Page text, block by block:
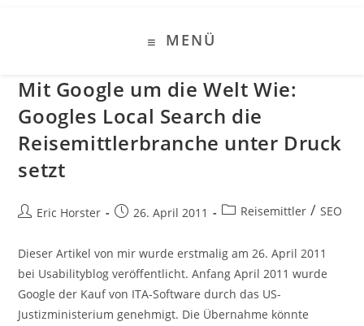
MENÜ
Mit Google um die Welt Wie:
Googles Local Search die
Reisemittlerbranche unter Druck
setzt
Beitrags-
Eric Horster
Beitrag26. April 2011
Beitrags-
Reisemittler / SEO
Dieser Artikel von mir wurde erstmalig am 26. April 2011
bei Usabilityblog veröffentlicht. Anfang April 2011 wurde
Google der Kauf von ITA-Software durch das US-
Justizministerium genehmigt. Die Übernahme könnte